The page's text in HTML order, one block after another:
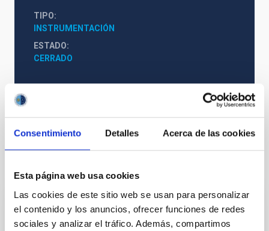
Consentimiento Detalles Acerca de las cookies
Esta página web usa cookies
Las cookies de este sitio web se usan para personalizar
el contenido y los anuncios, ofrecer funciones de redes
sociales y analizar el tráfico. Además, compartimos
TIPO
INSTRUMENTACIÓN
ESTADO
CERRADO
Te puede interesar
IMaX-Sunrise